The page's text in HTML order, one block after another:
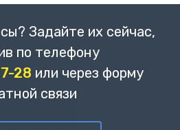
Задайте их сейчас,
по телефону
28 или через форму
связи